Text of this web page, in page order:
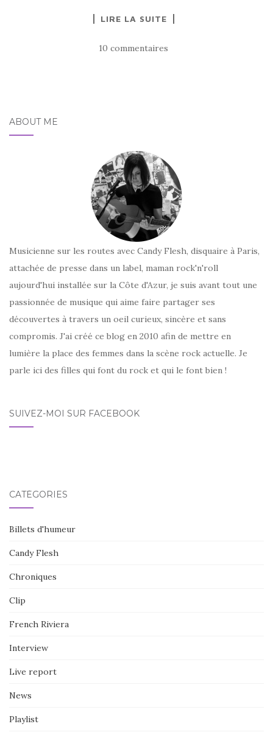
LIRE LA SUITE
10 commentaires
ABOUT ME
Musicienne sur les routes avec Candy Flesh, disquaire à Paris,
attachée de presse dans un label, maman rock'n'roll
aujourd'hui installée sur la Côte d'Azur, je suis avant tout une
passionnée de musique qui aime faire partager ses
découvertes à travers un oeil curieux, sincère et sans
compromis. J'ai créé ce blog en 2010 afin de mettre en
lumière la place des femmes dans la scène rock actuelle. Je
parle ici des filles qui font du rock et qui le font bien !
SUIVEZ-MOI SUR FACEBOOK
CATÉGORIES
Billets d'humeur
Candy Flesh
Chroniques
Clip
French Riviera
Interview
Live report
News
Playlist